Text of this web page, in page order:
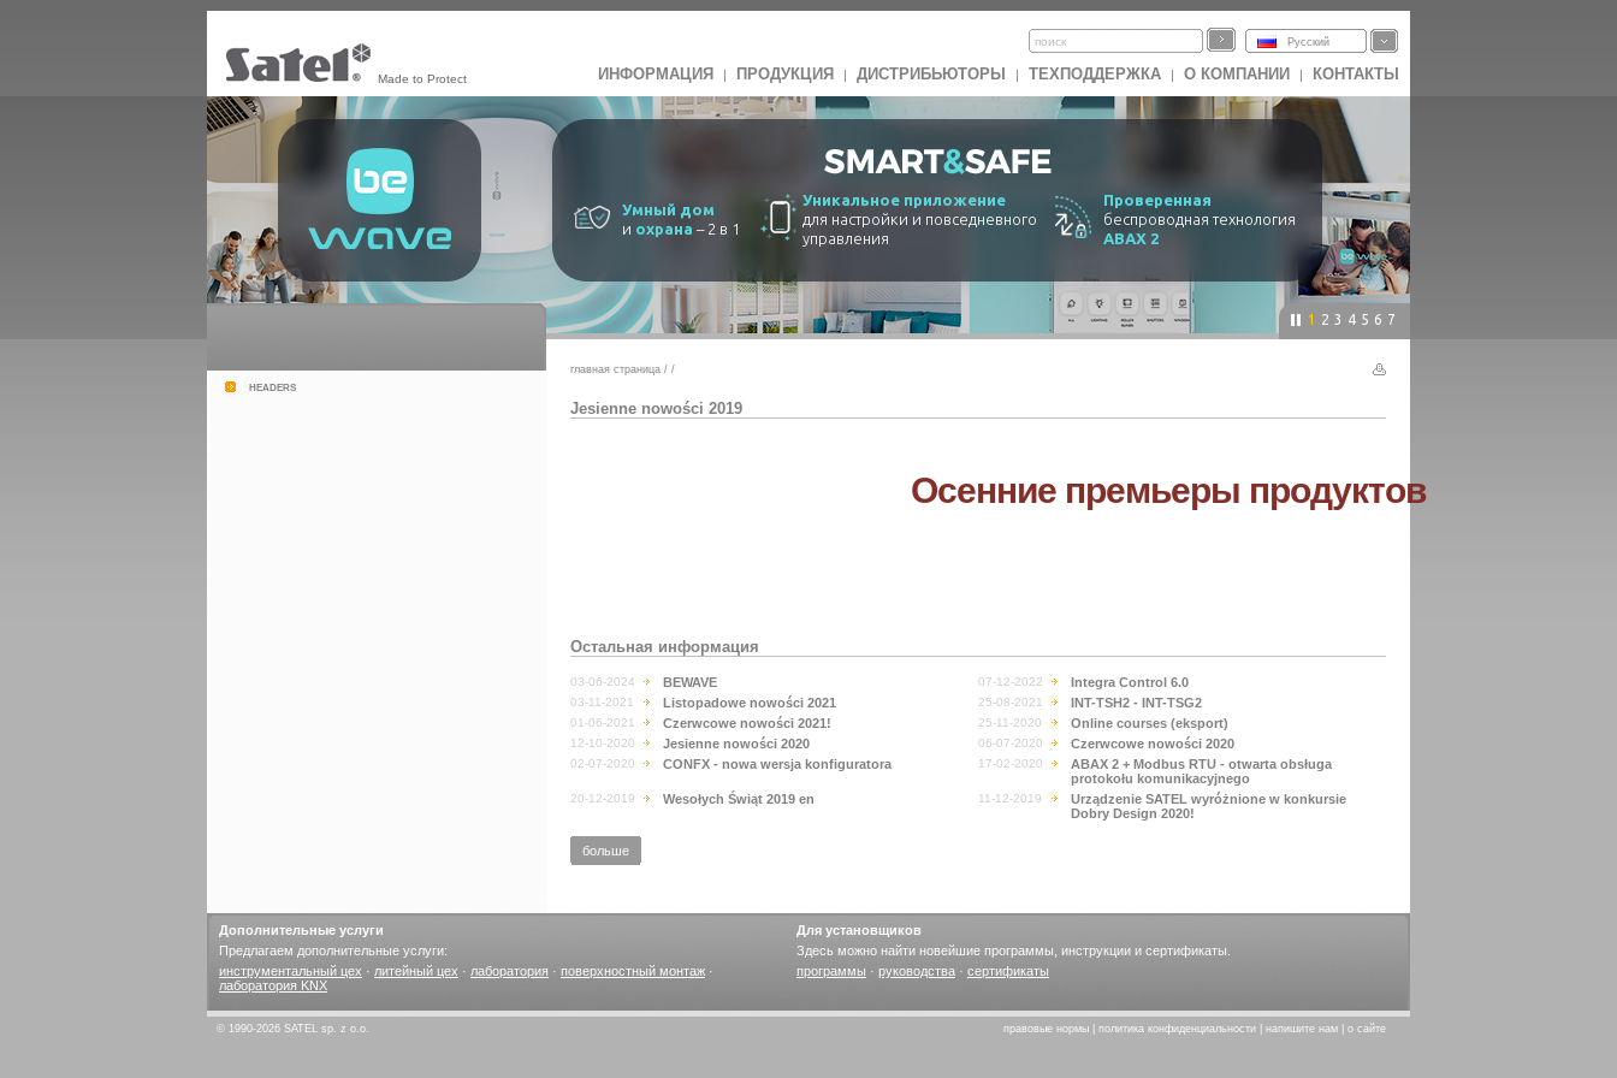
Made to Protect
Русский
ИНФОРМАЦИЯ | ПРОДУКЦИЯ | ДИСТРИБЬЮТОРЫ | ТЕХПОДДЕРЖКА | О КОМПАНИИ | КОНТАКТЫ
Умный дом
и охрана – 2 в 1
Уникальное приложение
для настройки и повседневного
управления
Проверенная
беспроводная технология
ABAX 2
1 2 3 4 5 6 7
headers
главная страница / /
Jesienne nowości 2019
Осенние премьеры продуктов
Остальная информация
03-06-2024 BEWAVE 07-12-2022 Integra Control 6.0
03-11-2021 Listopadowe nowości 2021 25-08-2021 INT-TSH2 - INT-TSG2
01-06-2021 Czerwcowe nowości 2021! 25-11-2020 Online courses (eksport)
12-10-2020 Jesienne nowości 2020 06-07-2020 Czerwcowe nowości 2020
02-07-2020 CONFX - nowa wersja konfiguratora 17-02-2020
ABAX 2 + Modbus RTU - otwarta obsługa
protokołu komunikacyjnego
20-12-2019 Wesołych Świąt 2019 en 11-12-2019
Urządzenie SATEL wyróżnione w konkursie
Dobry Design 2020!
больше
Дополнительные услуги
Предлагаем дополнительные услуги:
инструментальный цех · литейный цех · лаборатория · поверхностный монтаж ·
лаборатория KNX
Для установщиков
Здесь можно найти новейшие программы, инструкции и сертификаты.
программы · руководства · сертификаты
© 1990-2026 SATEL sp. z o.o. правовые нормы политика конфиденциальности напишите нам о сайте